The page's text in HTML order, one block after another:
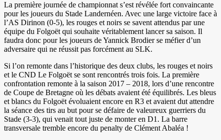
La première journée de championnat s’est révélée fort convaincante
pour les joueurs du Stade Landernéen. Avec une large victoire face à
l’AS Dirinon (0-5), les rouges et noirs se savent attendus par une
équipe du Folgoët qui souhaite véritablement lancer sa saison. Il
faudra donc pour les joueurs de Yannick Brodier se méfier d’un
adversaire qui ne réussit pas forcément au SLK.
Si l’on remonte dans l’historique des deux clubs, les rouges et noirs
et le CND Le Folgoët se sont rencontrés trois fois. La première
confrontation remonte à la saison 2017 – 2018, lors d’une rencontre
de Coupe de Bretagne où les débats avaient été équilibrés. Les bleus
et blancs du Folgoët évoluaient encore en R3 et avaient dut attendre
la séance des tirs au but pour se défaire de valeureux guerriers du
Stade (3-3), qui venait tout juste de monter en D1. La barre
transversale tremble encore du penalty de Clément Abaléa !